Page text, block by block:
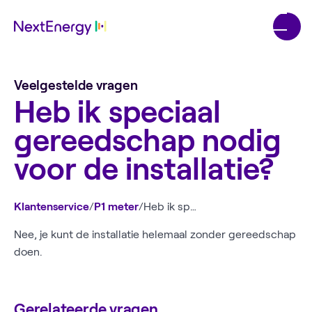
Veelgestelde vragen
Heb ik speciaal
gereedschap nodig
voor de installatie?
Klantenservice/P1 meter/ Heb ik speciaal gereedschap nodig voor de installatie?
Nee, je kunt de installatie helemaal zonder gereedschap
doen.